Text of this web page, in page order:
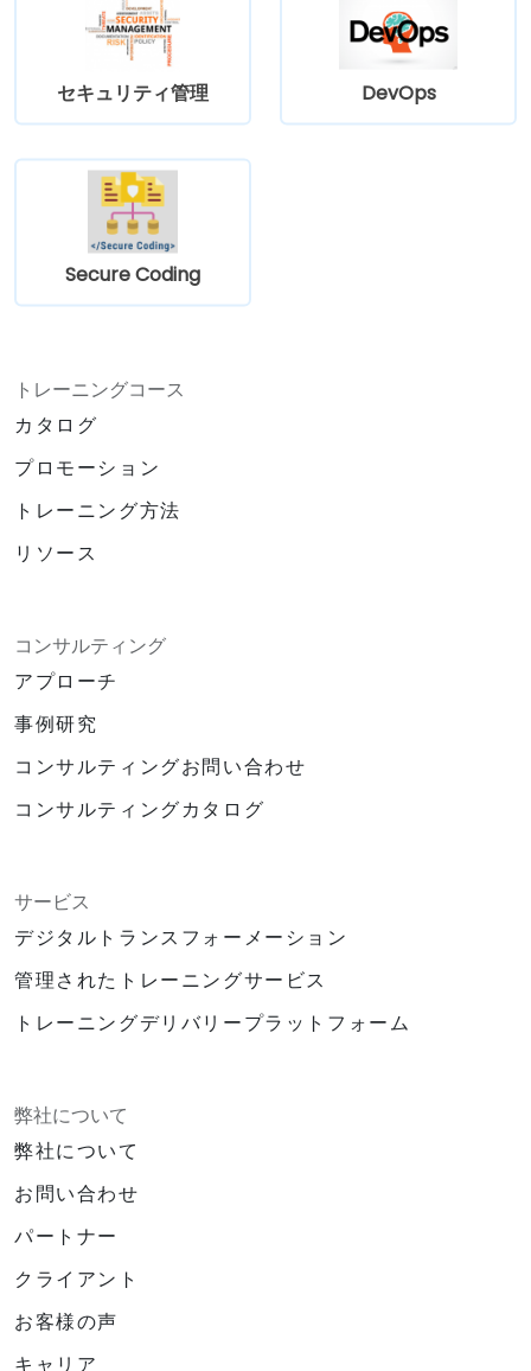
セキュリティ管理 DevOps
Secure Coding
トレーニングコース
カタログ
プロモーション
トレーニング方法
リソース
コンサルティング
アプローチ
事例研究
コンサルティングお問い合わせ
コンサルティングカタログ
サービス
デジタルトランスフォーメーション
管理されたトレーニングサービス
トレーニングデリバリープラットフォーム
弊社について
弊社について
お問い合わせ
パートナー
クライアント
お客様の声
キャリア